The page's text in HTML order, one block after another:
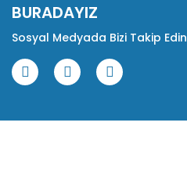
BURADAYIZ
Sosyal Medyada Bizi Takip Edin